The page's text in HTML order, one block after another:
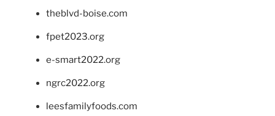
theblvd-boise.com
fpet2023.org
e-smart2022.org
ngrc2022.org
leesfamilyfoods.com